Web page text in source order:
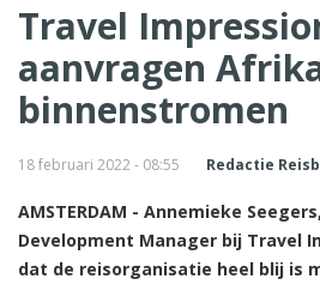
Travel
aanvragen
binnenstromen
18 februari 2022 - 08:55 Redactie
AMSTERDAM - Annemieke
Development Manager bij Travel
dat de reisorganisatie heel blij is